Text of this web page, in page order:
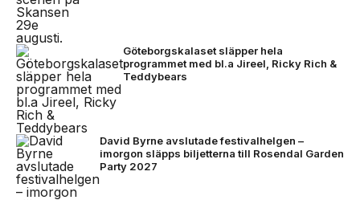
Göteborgskalaset släpper hela
programmet med bl.a Jireel, Ricky Rich &
Teddybears
David Byrne avslutade festivalhelgen –
imorgon släpps biljetterna till Rosendal Garden
Party 2027